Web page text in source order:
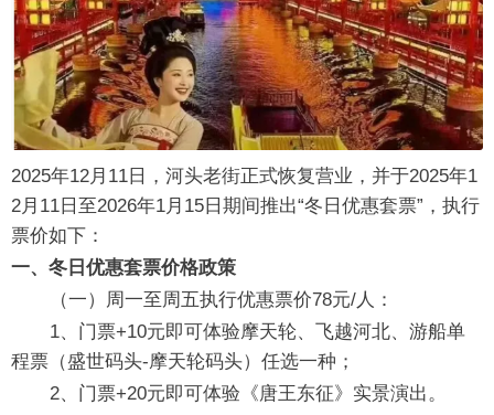
2025年12月11日，河头老街正式恢复营业，并于2025年1
2月11日至2026年1月15日期间推出“冬日优惠套票”，执行
票价如下：
一、冬日优惠套票价格政策
（一）周一至周五执行优惠票价78元/人：
1、门票+10元即可体验摩天轮、飞越河北、游船单
程票（盛世码头-摩天轮码头）任选一种；
2、门票+20元即可体验《唐王东征》实景演出。